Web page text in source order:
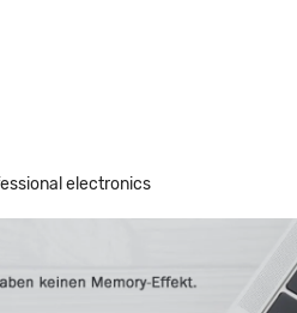
electronics